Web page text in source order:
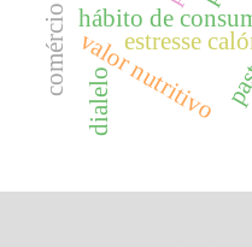
hábito de
estresse
valor nutritivo
dialelo